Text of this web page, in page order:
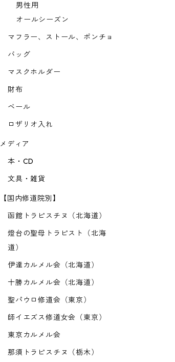
男性用
オールシーズン
マフラー、ストール、ポンチョ
バッグ
マスクホルダー
財布
ベール
ロザリオ入れ
メディア
本・CD
文具・雑貨
【国内修道院別】
函館トラピスチヌ（北海道）
燈台の聖母トラピスト（北海
道）
伊達カルメル会（北海道）
十勝カルメル会（北海道）
聖パウロ修道会（東京）
師イエズス修道女会（東京）
東京カルメル会
那須トラピスチヌ（栃木）